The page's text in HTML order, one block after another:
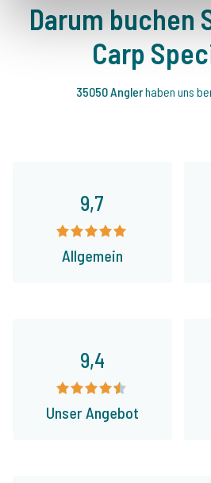
Darum buchen
Carp
35050 Anglerhaben uns
9,7
Allgemein
9,4
Unser Angebot